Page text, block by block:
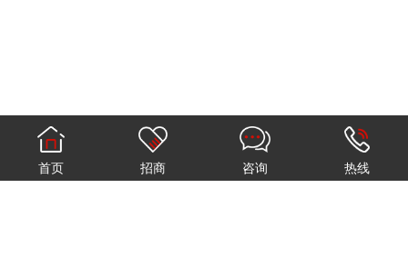
首页 招商 咨询 热线